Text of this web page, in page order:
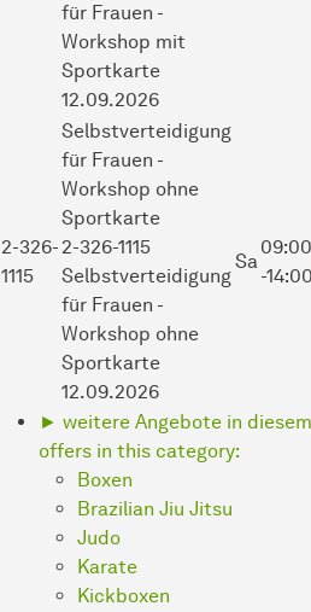
für Frauen -
Workshop mit
Sportkarte
12.09.2026
2-326-
1115
Selbstverteidigung
für Frauen -
Workshop ohne
Sportkarte
2-326-1115
Selbstverteidigung
für Frauen -
Workshop ohne
Sportkarte
12.09.2026
Sa
09:00
-14:00
► weitere Angebote in
offers in this category:
Boxen
Brazilian Jiu Jitsu
Judo
Karate
Kickboxen